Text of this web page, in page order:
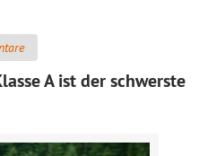
A ist der schwerste